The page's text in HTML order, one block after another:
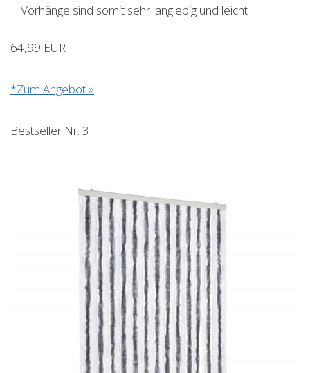
Vorhänge sind somit sehr langlebig und leicht
64,99 EUR
*Zum Angebot »
Bestseller Nr. 3